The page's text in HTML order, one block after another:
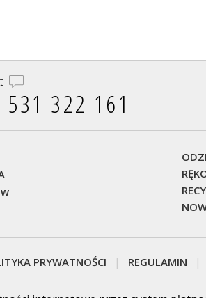
531 322 161‬
PRYWATNOŚCI REGULAMIN